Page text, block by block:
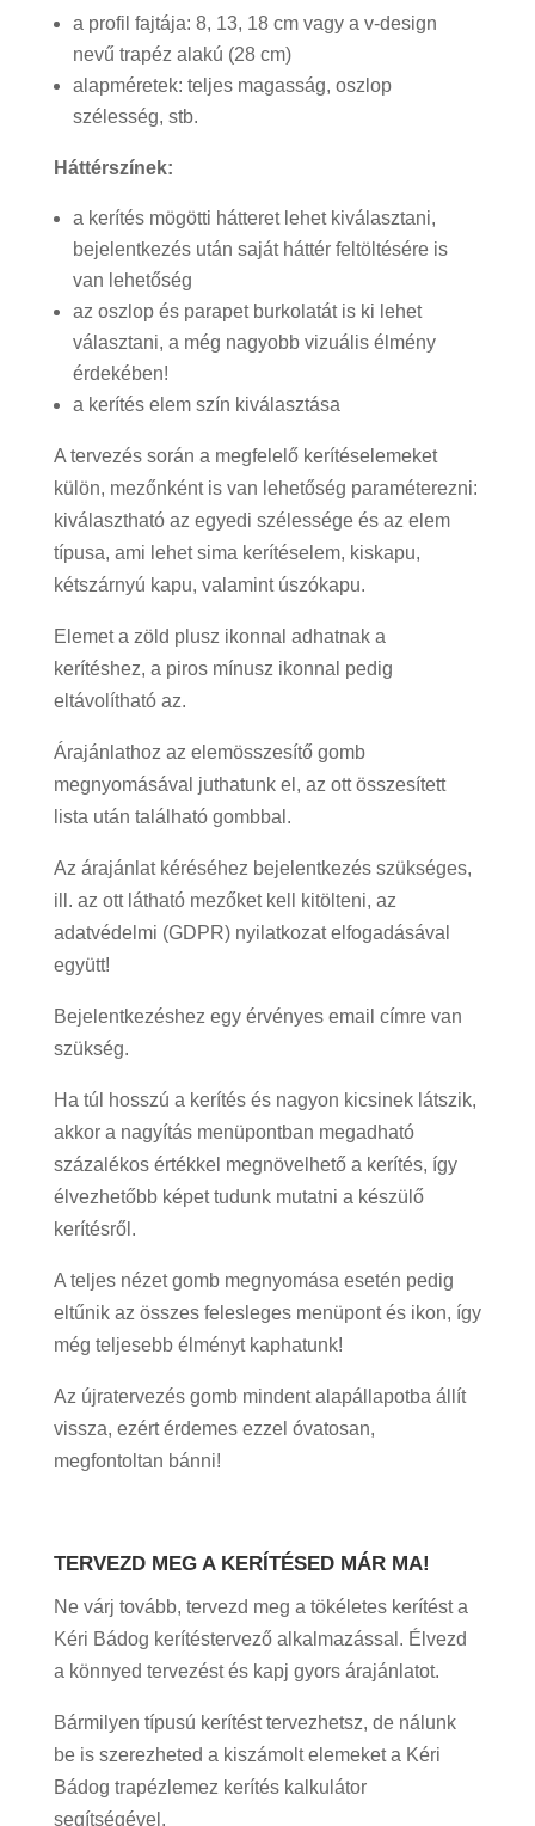
a profil fajtája: 8, 13, 18 cm vagy a v-design
nevű trapéz alakú (28 cm)
alapméretek: teljes magasság, oszlop
szélesség, stb.
Háttérszínek:
a kerítés mögötti hátteret lehet kiválasztani,
bejelentkezés után saját háttér feltöltésére is
van lehetőség
az oszlop és parapet burkolatát is ki lehet
választani, a még nagyobb vizuális élmény
érdekében!
a kerítés elem szín kiválasztása
A tervezés során a megfelelő kerítéselemeket
külön, mezőnként is van lehetőség paraméterezni:
kiválasztható az egyedi szélessége és az elem
típusa, ami lehet sima kerítéselem, kiskapu,
kétszárnyú kapu, valamint úszókapu.
Elemet a zöld plusz ikonnal adhatnak a
kerítéshez, a piros mínusz ikonnal pedig
eltávolítható az.
Árajánlathoz az elemösszesítő gomb
megnyomásával juthatunk el, az ott összesített
lista után található gombbal.
Az árajánlat kéréséhez bejelentkezés szükséges,
ill. az ott látható mezőket kell kitölteni, az
adatvédelmi (GDPR) nyilatkozat elfogadásával
együtt!
Bejelentkezéshez egy érvényes email címre van
szükség.
Ha túl hosszú a kerítés és nagyon kicsinek látszik,
akkor a nagyítás menüpontban megadható
százalékos értékkel megnövelhető a kerítés, így
élvezhetőbb képet tudunk mutatni a készülő
kerítésről.
A teljes nézet gomb megnyomása esetén pedig
eltűnik az összes felesleges menüpont és ikon, így
még teljesebb élményt kaphatunk!
Az újratervezés gomb mindent alapállapotba állít
vissza, ezért érdemes ezzel óvatosan,
megfontoltan bánni!
TERVEZD MEG A KERÍTÉSED MÁR MA!
Ne várj tovább, tervezd meg a tökéletes kerítést a
Kéri Bádog kerítéstervező alkalmazással. Élvezd
a könnyed tervezést és kapj gyors árajánlatot.
Bármilyen típusú kerítést tervezhetsz, de nálunk
be is szerezheted a kiszámolt elemeket a Kéri
Bádog trapézlemez kerítés kalkulátor
segítségével.